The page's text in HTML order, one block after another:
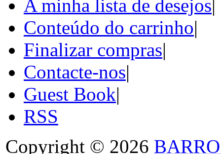
A minha lista de desejos|
Conteúdo do carrinho|
Finalizar compras|
Contacte-nos|
Guest Book|
RSS
Copyright © 2026